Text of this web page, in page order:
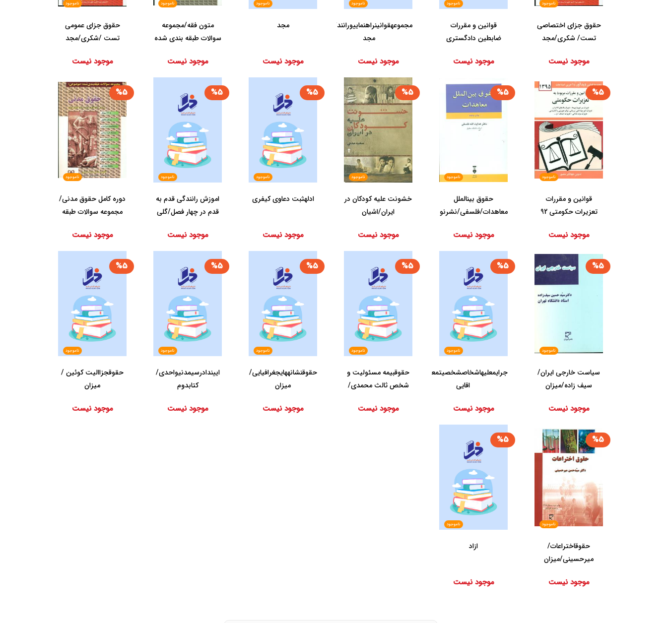
ناموجود
حقوق‏ جزای ‏اختصاصی
تست/ شکری‏/مجد
موجود نیست
ناموجود
قوانین و مقررات‏
ضابطین‏ دادگستری‏
موجود نیست
ناموجود
مجموعه‏قوانین‏راهنمایی‏ورانندگی‏/
مجد
موجود نیست
ناموجود
مجد
موجود نیست
ناموجود
متون‏ فقه‏/مجموعه
سوالات طبقه بندی شده
موجود نیست
ناموجود
‏حقوق جزای‏ عمومی‏
تست /شکری/مجد
موجود نیست
%5
ناموجود
قوانین ‏و مقررات
تعزیرات ‏حکومتی 92
موجود نیست
%5
ناموجود
حقوق‏ بین‏الملل‏
معاهدات‏/فلسفی/نشرنو
موجود نیست
%5
ناموجود
خشونت علیه کودکان در
ایران/اشیان
موجود نیست
%5
ناموجود
ادله‏ثبت‏ دعاوی‏ کیفری‏
موجود نیست
%5
ناموجود
اموزش رانندگی قدم به
قدم در چهار فصل/گلی
موجود نیست
%5
ناموجود
دوره کامل حقوق ‏مدنی/
مجموعه سوالات طبقه
موجود نیست
%5
ناموجود
سیاست خارجی ایران/
سیف زاده/میزان
موجود نیست
%5
ناموجود
جرایم‏علیه‏اشخاص‏شخصیت‏معنوی‏/
اقایی‏
موجود نیست
%5
ناموجود
حقوق‏بیمه‏ مسئولیت و
شخص ثالث محمدی/
موجود نیست
%5
ناموجود
حقوق‏نشانه‏های‏جغرافیایی‏/
میزان‏
موجود نیست
%5
ناموجود
ایین‏دادرسی‏مدنی‏واحدی‏/
کتاب‏دوم‏
موجود نیست
%5
ناموجود
حقوق‏جزاالیت‏ کوئین‏ /
میزان‏
موجود نیست
%5
ناموجود
حقوق‏اختراعات‏/
میرحسینی‏/میزان‏
موجود نیست
%5
ناموجود
ازاد
موجود نیست